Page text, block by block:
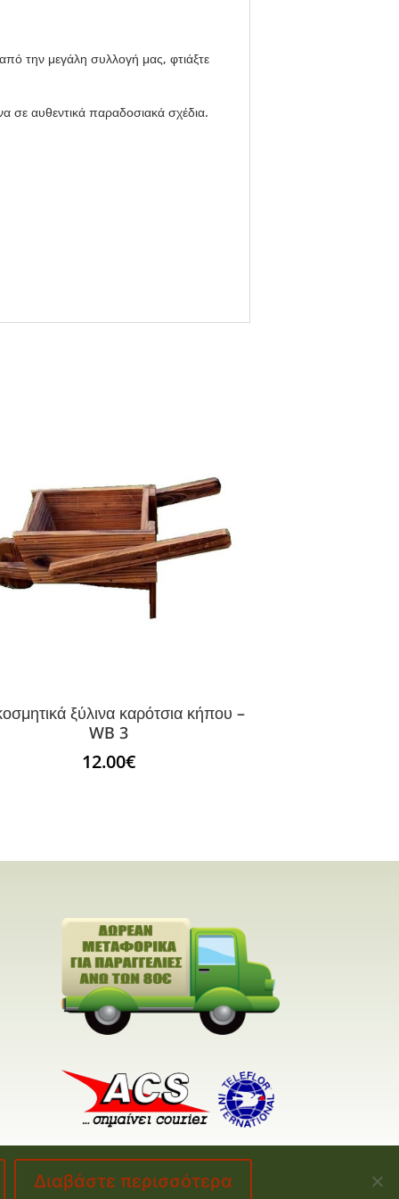
την μεγάλη συλλογή μας, φτιάξτε
σε αυθεντικά παραδοσιακά σχέδια.
ξύλινα καρότσια κήπου –
WB 3
12.00€
made by
Διαβάστε περισσότερα